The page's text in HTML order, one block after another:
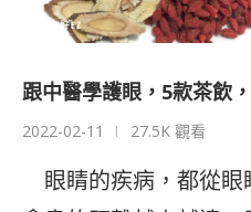
跟中醫學護眼，5款茶飲
2022-02-11 27.5K 觀看
眼睛的疾病，都從眼